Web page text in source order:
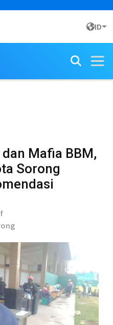
ID
Mafia BBM,
Sorong